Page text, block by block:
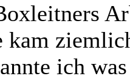
kam
ich